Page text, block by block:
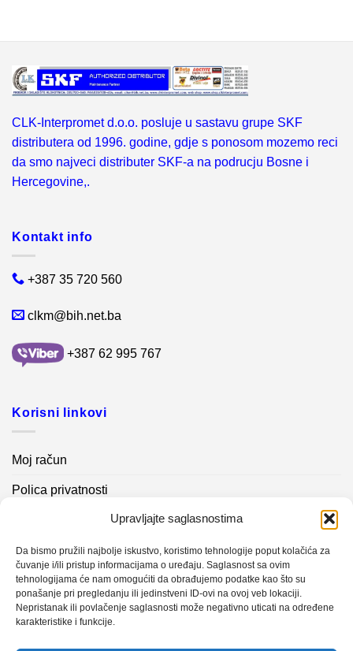
Upravljajte saglasnostima
Da bismo pružili najbolje iskustvo, koristimo tehnologije poput kolačića za
čuvanje i/ili pristup informacijama o uređaju. Saglasnost sa ovim
tehnologijama će nam omogućiti da obrađujemo podatke kao što su
ponašanje pri pregledanju ili jedinstveni ID-ovi na ovoj veb lokaciji.
Nepristanak ili povlačenje saglasnosti može negativno uticati na određene
karakteristike i funkcije.
CLK-Interpromet d.o.o. posluje u sastavu grupe SKF
distributera od 1996. godine, gdje s ponosom mozemo reci
da smo najveci distributer SKF-a na podrucju Bosne i
Hercegovine,.
Kontakt info
+387 35 720 560
clkm@bih.net.ba
+387 62 995 767
Korisni linkovi
Moj račun
Polica privatnosti
Kontakt info
Novosti